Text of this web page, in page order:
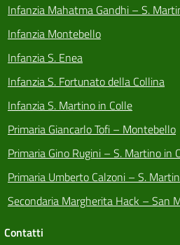
Infanzia Mahatma Gandhi – S.
Infanzia Montebello
Infanzia S. Enea
Infanzia S. Fortunato della Collina
Infanzia S. Martino in Colle
Primaria Giancarlo Tofi – Montebello
Primaria Gino Rugini – S. Martino in
Primaria Umberto Calzoni – S.
Secondaria Margherita Hack – San
Contatti